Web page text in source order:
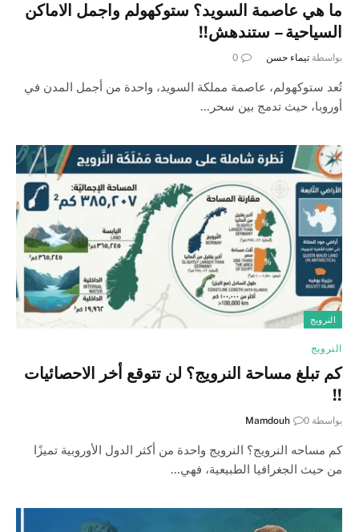
ما هي عاصمة السويد؟ ستوكهولم واجمل الاماكن
السياحية – ستندهش!!
بواسطة تيماء حسن 0
تُعد ستوكهولم، عاصمة مملكة السويد، واحدة من أجمل المدن في
أوروبا، حيث تدمج بين سحر…
النرويج
النرويج
كم تبلغ مساحة النرويج؟ لن تتوقع أخر الاحصائيات
!!
بواسطة Mamdouh 0
كم مساحه النرويج؟ النرويج واحدة من أكثر الدول الأوروبية تميزًا
من حيث الجغرافيا الطبيعية، فهي…